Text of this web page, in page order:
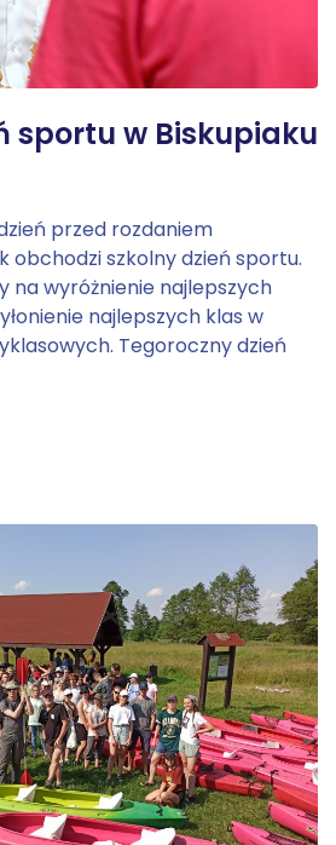
sportu w Biskupiaku
przed rozdaniem
obchodzi szkolny dzień sportu.
na wyróżnienie najlepszych
najlepszych klas w
Tegoroczny dzień